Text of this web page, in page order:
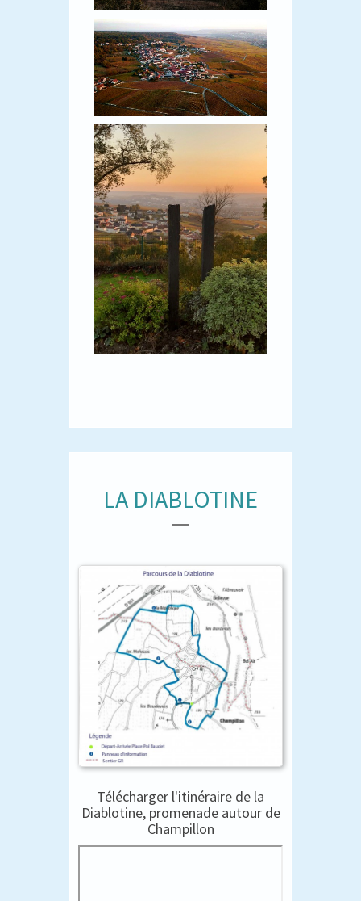
LA DIABLOTINE
Télécharger l'itinéraire de la
Diablotine, promenade autour de
Champillon